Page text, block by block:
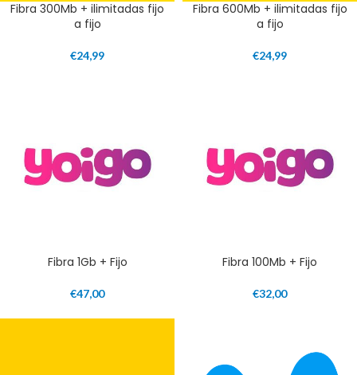
Fibra 300Mb + ilimitadas fijo
a fijo
€24,99
Fibra 600Mb + ilimitadas fijo
a fijo
€24,99
Fibra 1Gb + Fijo
€47,00
Fibra 100Mb + Fijo
€32,00